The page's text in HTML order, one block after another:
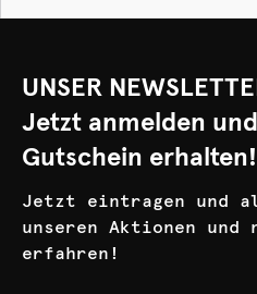
UNSER
Jetzt anmelden
Gutschein erhalten!
Jetzt eintragen und
unseren Aktionen und
erfahren!